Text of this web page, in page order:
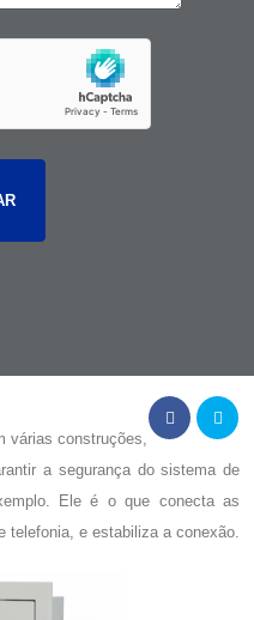
várias construções,
a segurança do sistema de
Ele é o que conecta as
telefonia, e estabiliza a conexão.